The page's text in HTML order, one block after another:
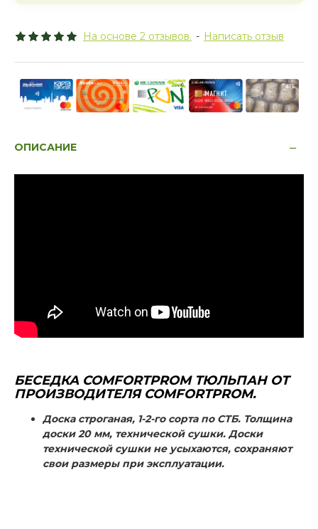
На основе 2 отзывов. - Написать отзыв
ОПИСАНИЕ
БЕСЕДКА COMFORTPROMТЮЛЬПАН ОТ
ПРОИЗВОДИТЕЛЯ COMFORTPROM.
Доска строганая, 1-2-го сорта по СТБ. Толщина
доски 20 мм, технической сушки. Доски
технической сушки не усыхаются, сохраняют
свои размеры при эксплуатации.